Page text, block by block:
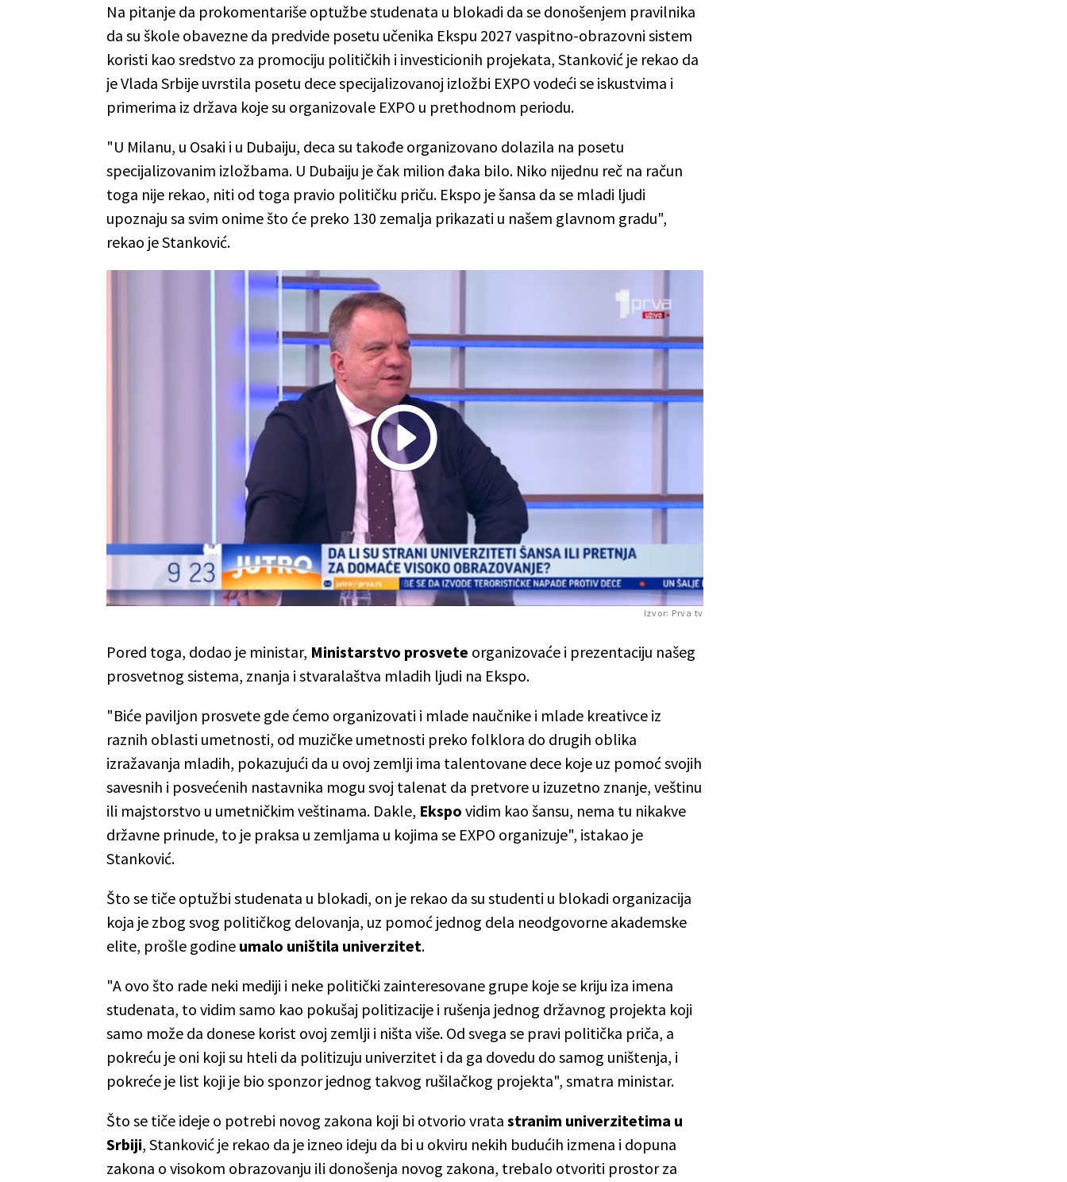
Na pitanje da prokomentariše optužbe studenata u blokadi da se donošenjem pravilnika
da su škole obavezne da predvide posetu učenika Ekspu 2027 vaspitno-obrazovni sistem
koristi kao sredstvo za promociju političkih i investicionih projekata, Stanković je rekao da
je Vlada Srbije uvrstila posetu dece specijalizovanoj izložbi EXPO vodeći se iskustvima i
primerima iz država koje su organizovale EXPO u prethodnom periodu.
"U Milanu, u Osaki i u Dubaiju, deca su takođe organizovano dolazila na posetu
specijalizovanim izložbama. U Dubaiju je čak milion đaka bilo. Niko nijednu reč na račun
toga nije rekao, niti od toga pravio političku priču. Ekspo je šansa da se mladi ljudi
upoznaju sa svim onime što će preko 130 zemalja prikazati u našem glavnom gradu",
rekao je Stanković.
Play
Video
Izvor: Prva tv
Pored toga, dodao je ministar, Ministarstvo prosvete organizovaće i prezentaciju našeg
prosvetnog sistema, znanja i stvaralaštva mladih ljudi na Ekspo.
"Biće paviljon prosvete gde ćemo organizovati i mlade naučnike i mlade kreativce iz
raznih oblasti umetnosti, od muzičke umetnosti preko folklora do drugih oblika
izražavanja mladih, pokazujući da u ovoj zemlji ima talentovane dece koje uz pomoć svojih
savesnih i posvećenih nastavnika mogu svoj talenat da pretvore u izuzetno znanje, veštinu
ili majstorstvo u umetničkim veštinama. Dakle, Ekspo vidim kao šansu, nema tu nikakve
državne prinude, to je praksa u zemljama u kojima se EXPO organizuje", istakao je
Stanković.
Što se tiče optužbi studenata u blokadi, on je rekao da su studenti u blokadi organizacija
koja je zbog svog političkog delovanja, uz pomoć jednog dela neodgovorne akademske
elite, prošle godine umalo uništila univerzitet.
"A ovo što rade neki mediji i neke politički zainteresovane grupe koje se kriju iza imena
studenata, to vidim samo kao pokušaj politizacije i rušenja jednog državnog projekta koji
samo može da donese korist ovoj zemlji i ništa više. Od svega se pravi politička priča, a
pokreću je oni koji su hteli da politizuju univerzitet i da ga dovedu do samog uništenja, i
pokreće je list koji je bio sponzor jednog takvog rušilačkog projekta", smatra ministar.
Što se tiče ideje o potrebi novog zakona koji bi otvorio vrata stranim univerzitetima u
Srbiji, Stanković je rekao da je izneo ideju da bi u okviru nekih budućih izmena i dopuna
zakona o visokom obrazovanju ili donošenja novog zakona, trebalo otvoriti prostor za